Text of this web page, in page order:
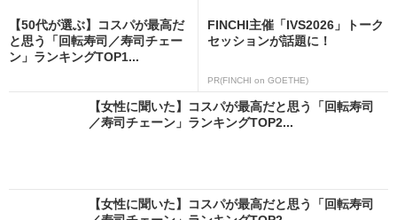
【50代が選ぶ】コスパが最高だ
と思う「回転寿司／寿司チェー
ン」ランキングTOP1...
FINCHI主催「IVS2026」トーク
セッションが話題に！
PR(FINCHI on GOETHE)
【女性に聞いた】コスパが最高だと思う「回転寿司
／寿司チェーン」ランキングTOP2...
【女性に聞いた】コスパが最高だと思う「回転寿司